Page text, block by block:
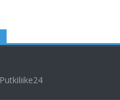
Putkiliike24